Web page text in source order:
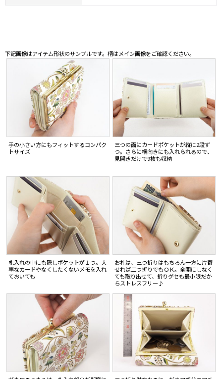
下記画像はアイテム形状のサンプルです。柄はメイン画像をご確認ください。
手の小さい方にもフィットするコンパク
トサイズ
三つの面にカードポケットが縦に2段ず
つ。さらに横向きにも入れられるので、
見開きだけで9枚も収納
札入れの中にも隠しポケットが１つ。大
事なカードやなくしたくないメモを入れ
ておいても
お札は、三つ折りはもちろん一方に片寄
せれば二つ折りでもＯＫ。全開にしなく
ても取り出せて、折りグセも最小限だか
らストレスフリー♪